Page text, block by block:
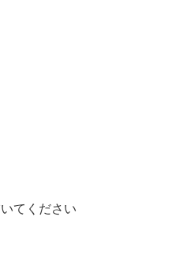
てください